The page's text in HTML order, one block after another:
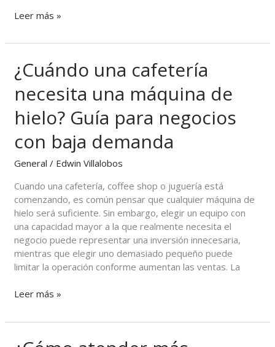
Leer más »
¿Cuándo una cafetería
necesita una máquina de
hielo? Guía para negocios
con baja demanda
General / Edwin Villalobos
Cuando una cafetería, coffee shop o juguería está
comenzando, es común pensar que cualquier máquina de
hielo será suficiente. Sin embargo, elegir un equipo con
una capacidad mayor a la que realmente necesita el
negocio puede representar una inversión innecesaria,
mientras que elegir uno demasiado pequeño puede
limitar la operación conforme aumentan las ventas. La
¿Cuándo
una
cafetería
necesita
una
de
hielo?
para
negocios
con
baja
demanda
Leer más »
¿Cómo